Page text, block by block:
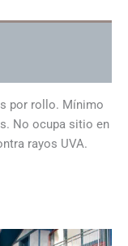
por rollo. Mínimo
No ocupa sitio en
rayos UVA.